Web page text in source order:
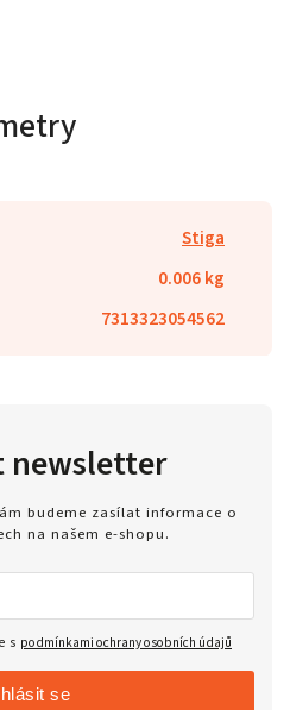
Stiga
0.006 kg
7313323054562
newsletter
budeme zasílat informace o
na našem e-shopu.
s podmínkami ochrany osobních údajů
se